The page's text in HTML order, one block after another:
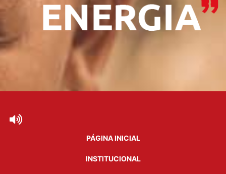
PÁGINA INICIAL
INSTITUCIONAL